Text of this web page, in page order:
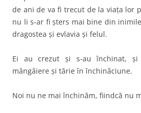
de ani de va fi trecut de la viaţa lor
nu li s-ar fi şters mai bine din
dragostea şi evlavia şi felul.
Ei au crezut şi s-au închinat, şi
mângâiere şi tărie în închinăciune.
Noi nu ne mai închinăm, fiindcă nu